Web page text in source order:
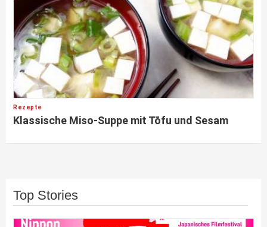
Rezepte
Klassische Miso-Suppe mit Tōfu und Sesam
Top Stories